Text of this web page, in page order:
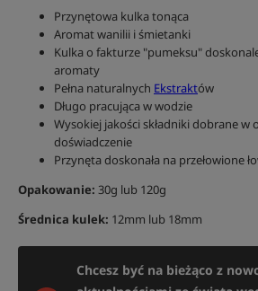
Przynętowa kulka tonąca
Aromat wanilii i śmietanki
Kulka o fakturze "pumeksu"
aromaty
Pełna naturalnych Ekstraktów
Długo pracująca w wodzie
Wysokiej jakości składniki dobrane w
doświadczenie
Przynęta doskonała na przełowione
Opakowanie: 30g lub 120g
Średnica kulek: 12mm lub 18mm
Chcesz być na bieżąco z